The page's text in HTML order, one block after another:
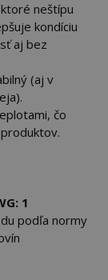
neštípu
kondíciu
aj bez
(aj v
čo
1
podľa normy